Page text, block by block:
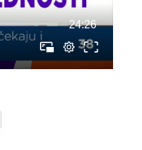
24:26